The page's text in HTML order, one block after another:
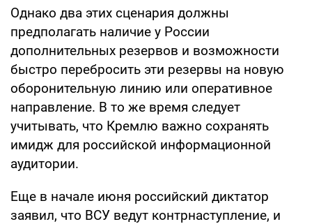
Однако два этих сценария должны
предполагать наличие у России
дополнительных резервов и возможности
быстро перебросить эти резервы на новую
оборонительную линию или оперативное
направление. В то же время следует
учитывать, что Кремлю важно сохранять
имидж для российской информационной
аудитории.
Еще в начале июня российский диктатор
заявил, что ВСУ ведут контрнаступление, и